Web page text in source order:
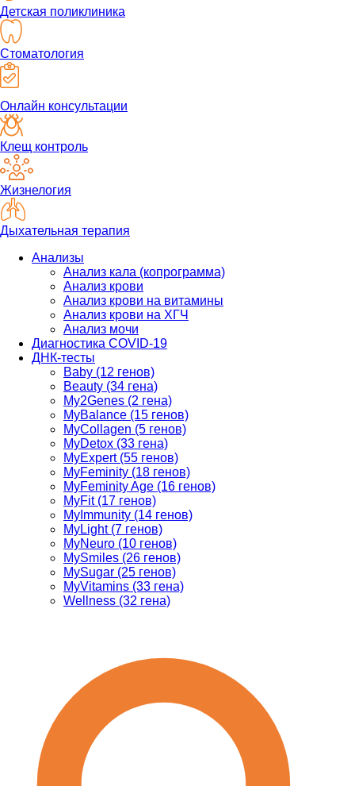
Детская поликлиника
Стоматология
Онлайн консультации
Клещ контроль
Жизнелогия
Дыхательная терапия
Анализы
Анализ кала (копрограмма)
Анализ крови
Анализ крови на витамины
Анализ крови на ХГЧ
Анализ мочи
Диагностика COVID-19
ДНК-тесты
Baby (12 генов)
Beauty (34 гена)
My2Genes (2 гена)
MyBalance (15 генов)
MyCollagen (5 генов)
MyDetox (33 гена)
MyExpert (55 генов)
MyFeminity (18 генов)
MyFeminity Age (16 генов)
MyFit (17 генов)
MyImmunity (14 генов)
MyLight (7 генов)
MyNeuro (10 генов)
MySmiles (26 генов)
MySugar (25 генов)
MyVitamins (33 гена)
Wellness (32 гена)